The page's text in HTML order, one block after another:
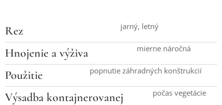
Rez jarný, letný
Hnojenie a výživa mierne náročná
Použitie popnutie záhradných konštrukcií
Výsadba kontajnerovanej
počas vegetácie